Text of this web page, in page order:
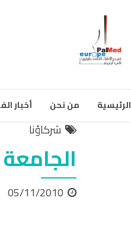
الرئيسية من نحن أخبار
شركاؤنا
05/11/2010